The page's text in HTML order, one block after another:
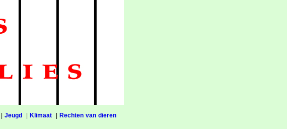
|Jeugd Klimaat
Rechten van dieren